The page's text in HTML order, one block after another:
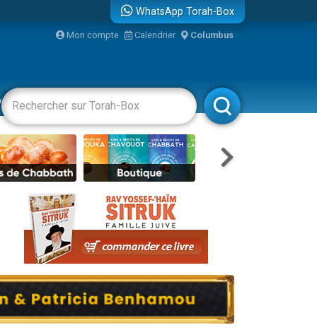
WhatsApp Torah-Box
Mon compte Calendrier Columbus
Livres Rabbanim